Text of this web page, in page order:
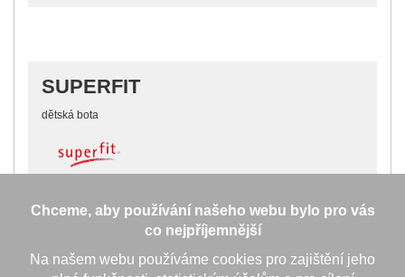
SUPERFIT
dětská bota
Chceme, aby používání našeho webu bylo pro vás
co nejpříjemnější
Na našem webu používáme cookies pro zajištění jeho
Miroslav
Štipák
Následujte
nás na